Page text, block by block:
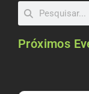
Próximos